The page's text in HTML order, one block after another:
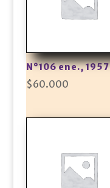
N°106 ene., 1957
$60.000